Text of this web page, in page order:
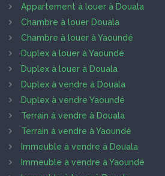
Appartement à louer à Douala
Chambre à louer Douala
Chambre à louer à Yaoundé
Duplex à louer à Yaoundé
Duplex à louer à Douala
Duplex à vendre à Douala
Duplex à vendre Yaoundé
Terrain à vendre à Douala
Terrain à vendre à Yaoundé
Immeuble à vendre à Douala
Immeuble à vendre à Yaoundé